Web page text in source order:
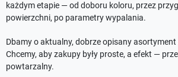
każdym etapie — od doboru koloru, przez
powierzchni, po parametry wypalania.
Dbamy o aktualny, dobrze opisany
Chcemy, aby zakupy były proste, a efekt —
powtarzalny.